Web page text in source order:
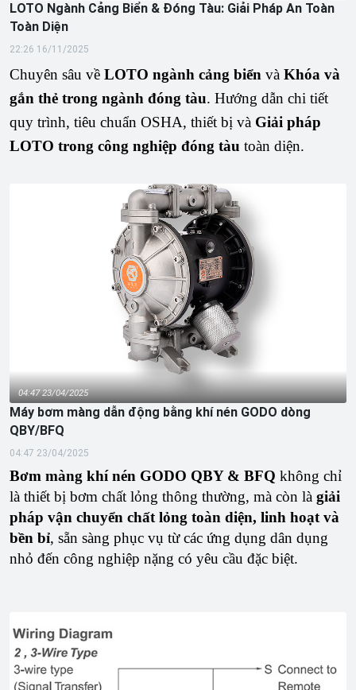
LOTO Ngành Cảng Biển & Đóng Tàu: Giải Pháp An Toàn
Toàn Diện
22:26 16/11/2025
Chuyên sâu về LOTO ngành cảng biển và Khóa và
gắn thẻ trong ngành đóng tàu. Hướng dẫn chi tiết
quy trình, tiêu chuẩn OSHA, thiết bị và Giải pháp
LOTO trong công nghiệp đóng tàu toàn diện.
04:47 23/04/2025
Máy bơm màng dẫn động bằng khí nén GODO dòng
QBY/BFQ
04:47 23/04/2025
Bơm màng khí nén GODO QBY & BFQ không chỉ
là thiết bị bơm chất lỏng thông thường, mà còn là giải
pháp vận chuyển chất lỏng toàn diện, linh hoạt và
bền bỉ, sẵn sàng phục vụ từ các ứng dụng dân dụng
nhỏ đến công nghiệp nặng có yêu cầu đặc biệt.